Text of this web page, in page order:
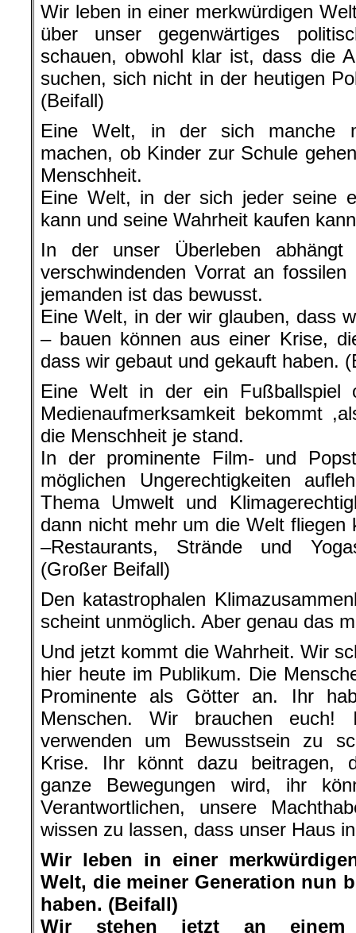
Wir leben in einer merkwürdigen
über unser gegenwärtiges
schauen, obwohl klar ist, dass die
suchen, sich nicht in der heutigen
(Beifall)
Eine Welt, in der sich manche
machen, ob Kinder zur Schule
Menschheit.
Eine Welt, in der sich jeder seine
kann und seine Wahrheit kaufen
In der unser Überleben
verschwindenden Vorrat an
jemanden ist das bewusst.
Eine Welt, in der wir glauben, dass
– bauen können aus einer Krise,
dass wir gebaut und gekauft haben.
Eine Welt in der ein Fußballspiel
Medienaufmerksamkeit bekommt
die Menschheit je stand.
In der prominente Film- und
möglichen Ungerechtigkeiten
Thema Umwelt und
dann nicht mehr um die Welt fliegen
–Restaurants, Strände und
(Großer Beifall)
Den katastrophalen
scheint unmöglich. Aber genau das
Und jetzt kommt die Wahrheit. Wir
hier heute im Publikum. Die
Prominente als Götter an. Ihr
Menschen. Wir brauchen
verwenden um Bewusstsein zu
Krise. Ihr könnt dazu beitragen,
ganze Bewegungen wird, ihr
Verantwortlichen, unsere
wissen zu lassen, dass unser Haus
Wir leben in einer
Welt, die meiner Generation nun
haben. (Beifall)
Wir stehen jetzt an einem